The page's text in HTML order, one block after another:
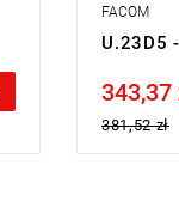
FACOM
U.23D5
Price tax
343,37
381,52 zł